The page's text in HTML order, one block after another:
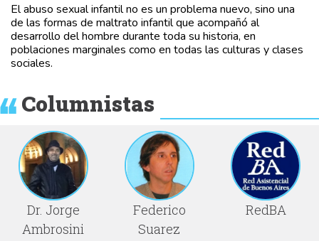
El abuso sexual infantil no es un problema nuevo, sino una
de las formas de maltrato infantil que acompañó al
desarrollo del hombre durante toda su historia, en
poblaciones marginales como en todas las culturas y clases
sociales.
Columnistas
Dr. Jorge
Ambrosini
Federico
Suarez
RedBA